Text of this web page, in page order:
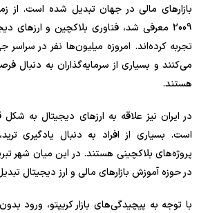
بازارهای مالی در جهان تبدیل شده است. از
2009 معرفی شد، فناوری بلاکچین و ارزهای
تجربه کرده‌اند. امروزه میلیون‌ها نفر در سراسر
می‌کنند و بسیاری از سرمایه‌گذاران به دنبال
هستند.
در ایران نیز علاقه به ارزهای دیجیتال به
است. بسیاری از افراد به دنبال یادگیری
پروژه‌های بلاکچینی هستند. در این میان شهر
در حوزه آموزش بازارهای مالی و ارز دیجیتال
با توجه به پیچیدگی‌های بازار کریپتو، ورود